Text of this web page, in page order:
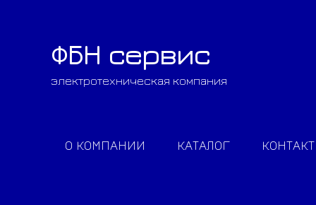
Перейти
навигации
Перейти
содержимому
ФБН сервис
электротехническая компания
О КОМПАНИИ КАТАЛОГ